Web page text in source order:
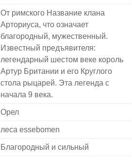
От римского Название клана
Арториуса, что означает
благородный, мужественный.
Известный предъявителя:
легендарный шестом веке король
Артур Британии и его Круглого
стола рыцарей. Эта легенда с
начала 9 века.
Орел
леса essebomen
Благородный и сильный